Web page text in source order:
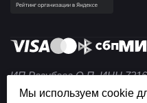
ИП Разубаев О.П. ИНН
© 2004 — 2026 Не
Мы используем cookie